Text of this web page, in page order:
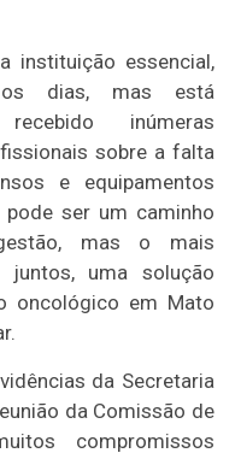
instituição essencial,
dias, mas está
inúmeras
sobre a falta
e equipamentos
pode ser um caminho
mas o mais
juntos, uma solução
oncológico em Mato
da Secretaria
da Comissão de
compromissos